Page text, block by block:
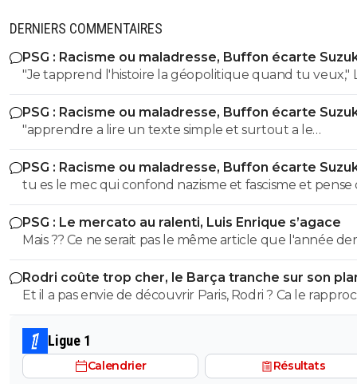
DERNIERS COMMENTAIRES
PSG : Racisme ou maladresse, Buffon écarte
"Je tapprend l'histoire la géopolitique quand tu veux," LOL
LOL LOL tu peux meme pas apprendre à un collégien
l'histoire puisque meme un élève de 3eme sait que le
nazisme c'est pas en Italie contrairement à toi l'ane du
! Ca se voit que t'es l'électeur moyen de LFI, un mec plus
bete que la moyenne et pas assez cultivé !! Tu viens de le
démontrer ici abruti ! putain tes parents t'ont fini à la
c'est pas possible....tu démontres que tu connais rien à
l'ignorant qui manque cruellement de culture veut
donner des cours mdr
PSG : Racisme ou maladresse, Buffon écarte
"apprendre a lire un texte simple et surtout a le
comprendre" dixit le mec qui pensait que le nazisme
en italie mdr On sent le petit lfiste frustré ! va picoler tes 8.6 le
mongolien qui voit des fachos partout tes parents t'ont
la pisse toi c'est évident
PSG : Racisme ou maladresse, Buffon écarte
tu es le mec qui confond nazisme et fascisme et pense
c'est la meme chose mdr Tu m'auras bien fait rire à prouver
par toi meme que t'es un putain d'ignare ! Retourne au
collège apprendre les lecons que tu as oublié petit
PSG : Le mercato au ralenti, Luis Enrique s’agace
Mais ?? Ce ne serait pas le même article que l'année
a la même époque??!! 😂
Rodri coûte trop cher, le Barça tranche sur son
Et il a pas envie de découvrir Paris, Rodri ? Ca le
de l'Espagne, c'est déjà ca 😅
Ligue 1
Calendrier Résultats